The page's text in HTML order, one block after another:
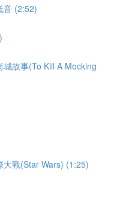
音 (2:52)
故事(To Kill A Mocking
大戰(Star Wars) (1:25)